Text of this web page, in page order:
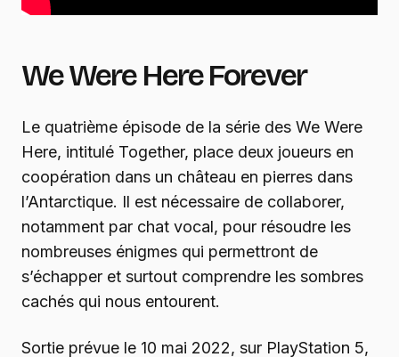
We Were Here Forever
Le quatrième épisode de la série des We Were
Here, intitulé Together, place deux joueurs en
coopération dans un château en pierres dans
l’Antarctique. Il est nécessaire de collaborer,
notamment par chat vocal, pour résoudre les
nombreuses énigmes qui permettront de
s’échapper et surtout comprendre les sombres
cachés qui nous entourent.
Sortie prévue le 10 mai 2022, sur PlayStation 5,